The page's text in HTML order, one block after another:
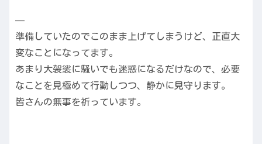
—
準備していたのでこのまま上げてしまうけど、正直大
変なことになってます。
あまり大袈裟に騒いでも迷惑になるだけなので、必要
なことを見極めて行動しつつ、静かに見守ります。
皆さんの無事を祈っています。